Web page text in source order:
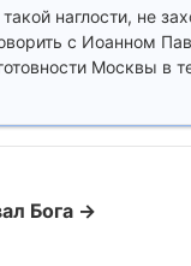
наглости, не
с Иоанном
Москвы в
Бога →